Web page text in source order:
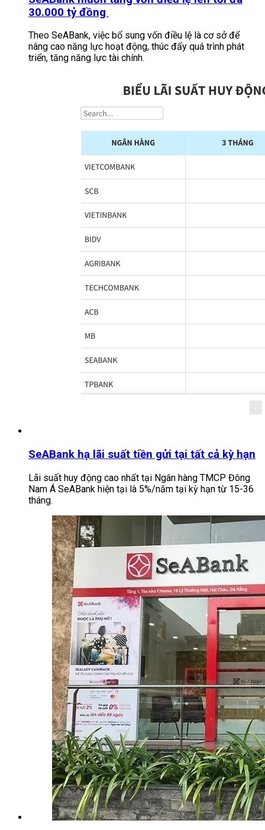
30.000 tỷ đồng
Theo SeABank, việc bổ sung vốn điều lệ là cơ sở để
nâng cao năng lực hoạt động, thúc đẩy quá trình phát
triển, tăng năng lực tài chính.
SeABank hạ lãi suất tiền gửi tại tất cả kỳ hạn
Lãi suất huy động cao nhất tại Ngân hàng TMCP Đông
Nam Á SeABank hiện tại là 5%/năm tại kỳ hạn từ 15-36
tháng.